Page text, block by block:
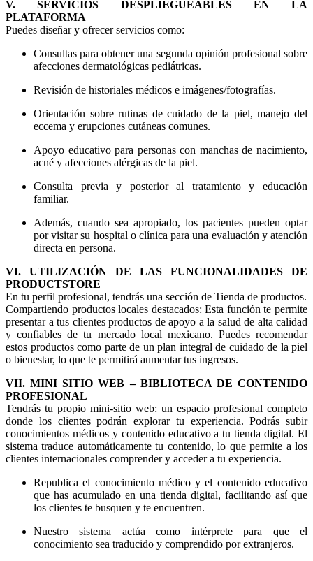
V. SERVICIOS DESPLIEGUEABLES EN LA
PLATAFORMA
Puedes diseñar y ofrecer servicios como:
Consultas para obtener una segunda opinión profesional sobre
afecciones dermatológicas pediátricas.
Revisión de historiales médicos e imágenes/fotografías.
Orientación sobre rutinas de cuidado de la piel, manejo del
eccema y erupciones cutáneas comunes.
Apoyo educativo para personas con manchas de nacimiento,
acné y afecciones alérgicas de la piel.
Consulta previa y posterior al tratamiento y educación
familiar.
Además, cuando sea apropiado, los pacientes pueden optar
por visitar su hospital o clínica para una evaluación y atención
directa en persona.
VI. UTILIZACIÓN DE LAS FUNCIONALIDADES DE
PRODUCTSTORE
En tu perfil profesional, tendrás una sección de Tienda de productos.
Compartiendo productos locales destacados: Esta función te permite
presentar a tus clientes productos de apoyo a la salud de alta calidad
y confiables de tu mercado local mexicano. Puedes recomendar
estos productos como parte de un plan integral de cuidado de la piel
o bienestar, lo que te permitirá aumentar tus ingresos.
VII. MINI SITIO WEB – BIBLIOTECA DE CONTENIDO
PROFESIONAL
Tendrás tu propio mini-sitio web: un espacio profesional completo
donde los clientes podrán explorar tu experiencia. Podrás subir
conocimientos médicos y contenido educativo a tu tienda digital. El
sistema traduce automáticamente tu contenido, lo que permite a los
clientes internacionales comprender y acceder a tu experiencia.
Republica el conocimiento médico y el contenido educativo
que has acumulado en una tienda digital, facilitando así que
los clientes te busquen y te encuentren.
Nuestro sistema actúa como intérprete para que el
conocimiento sea traducido y comprendido por extranjeros.